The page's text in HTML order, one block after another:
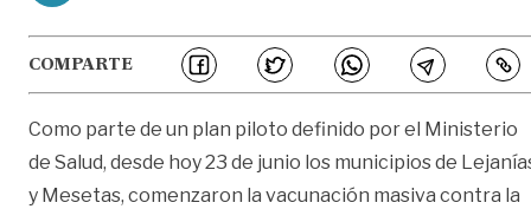
COMPARTE
Como parte de un plan piloto definido por el Ministerio
de Salud, desde hoy 23 de junio los municipios de
y Mesetas, comenzaron la vacunación masiva contra la